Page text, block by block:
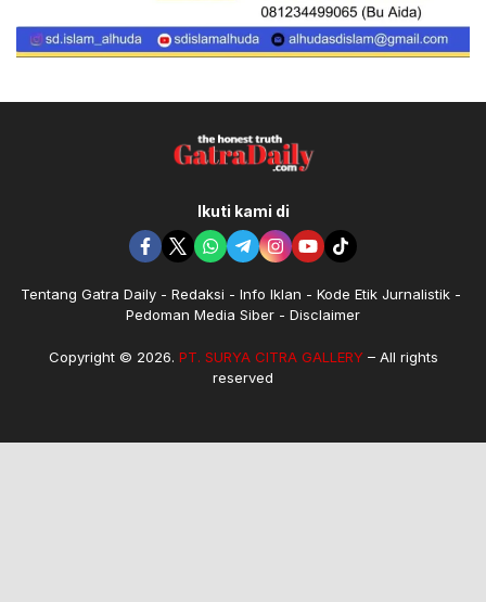
Ikuti kami di
Tentang Gatra Daily Redaksi Info Iklan
Kode Etik Jurnalistik
Pedoman Media Siber
Disclaimer
Copyright © 2026. PT. SURYA CITRA GALLERY– All rights
reserved